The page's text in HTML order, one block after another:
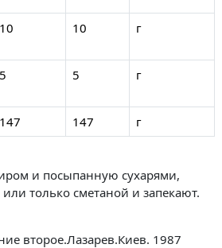
10 10 г
5 5 г
147 147 г
и посыпанную сухарями,
только сметаной и запекают.
второе.Лазарев.Киев. 1987